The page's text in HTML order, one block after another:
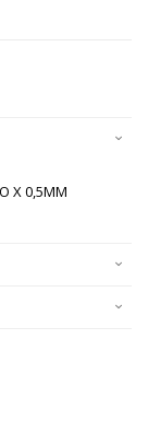
X 0,5MM